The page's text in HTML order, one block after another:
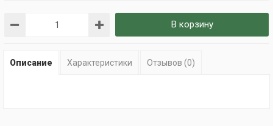
В корзину
Описание Характеристики Отзывов (0)